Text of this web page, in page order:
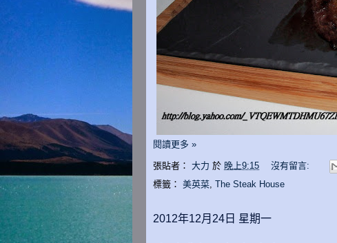
閱讀更多 »
張貼者： 大力 於 晚上9:15
沒有留言:
標籤： 美英菜, The Steak House
2012年12月24日 星期一